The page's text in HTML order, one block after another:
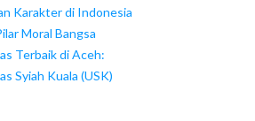
Karakter di Indonesia
Moral Bangsa
Terbaik di Aceh:
Syiah Kuala (USK)